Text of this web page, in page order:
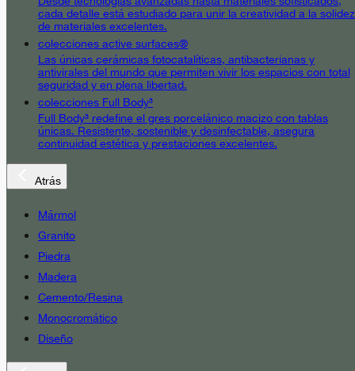
cada detalle está estudiado para unir la creatividad a la solidez
de materiales excelentes.
colecciones active surfaces®
Las únicas cerámicas fotocatalíticas, antibacterianas y
antivirales del mundo que permiten vivir los espacios con total
seguridad y en plena libertad.
colecciones Full Body³
Full Body³ redefine el gres porcelánico macizo con tablas
únicas. Resistente, sostenible y desinfectable, asegura
continuidad estética y prestaciones excelentes.
Atrás
Mármol
Granito
Piedra
Madera
Cemento/Resina
Monocromático
Diseño